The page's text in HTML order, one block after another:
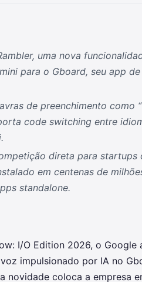
uma nova
para o Gboard, seu app
de preenchimento como
code switching entre
direta para startups
em centenas de
standalone.
I/O Edition 2026, o Google
impulsionado por IA no
novidade coloca a empresa